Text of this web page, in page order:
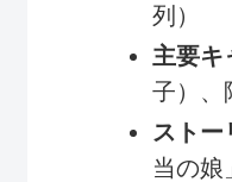
列）
主要キ
子）、
ストー
当の娘